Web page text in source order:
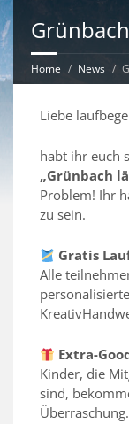
Home News
Liebe
habt ihr euch
„Grünbach
Problem! Ihr
zu sein.
Gratis
Alle
Extra-
Kinder, die
sind,
Überraschung.